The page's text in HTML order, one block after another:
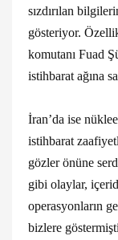
sızdırılan
gösteriyor.
komutanı Fuad
istihbarat ağına
İran’da ise
istihbarat
gözler önüne
gibi olaylar,
operasyonların
bizlere